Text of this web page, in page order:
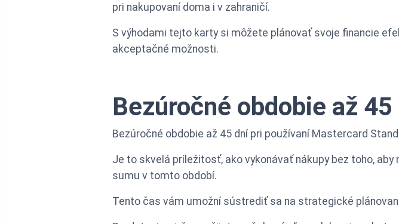
pri nakupovaní doma i v zahraničí.
S výhodami tejto karty si môžete plánovať svoje financie
akceptačné možnosti.
Bezúročné obdobie až
Bezúročné obdobie až 45 dní pri používaní Mastercard
Je to skvelá príležitosť, ako vykonávať nákupy bez toho,
sumu v tomto období.
Tento čas vám umožní sústrediť sa na strategické